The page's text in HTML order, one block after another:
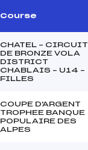
Course
CHATEL – CIRCUIT
DE BRONZE VOLA
DISTRICT
CHABLAIS – U14 –
FILLES
COUPE D'ARGENT
TROPHEE BANQUE
POPULAIRE DES
ALPES